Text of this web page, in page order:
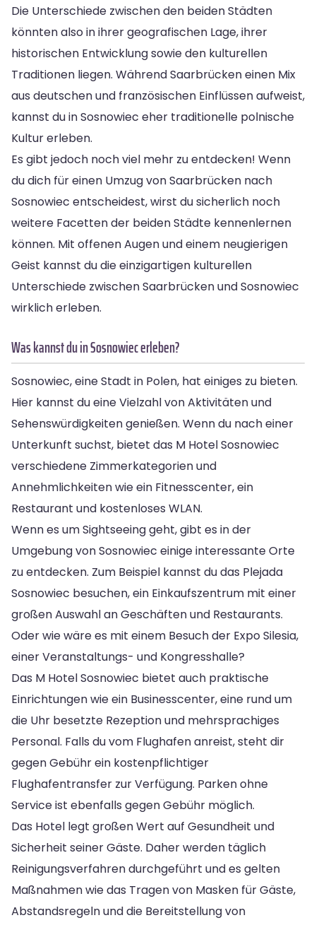
Die Unterschiede zwischen den beiden Städten
könnten also in ihrer geografischen Lage, ihrer
historischen Entwicklung sowie den kulturellen
Traditionen liegen. Während Saarbrücken einen Mix
aus deutschen und französischen Einflüssen aufweist,
kannst du in Sosnowiec eher traditionelle polnische
Kultur erleben.
Es gibt jedoch noch viel mehr zu entdecken! Wenn
du dich für einen Umzug von Saarbrücken nach
Sosnowiec entscheidest, wirst du sicherlich noch
weitere Facetten der beiden Städte kennenlernen
können. Mit offenen Augen und einem neugierigen
Geist kannst du die einzigartigen kulturellen
Unterschiede zwischen Saarbrücken und Sosnowiec
wirklich erleben.
Was kannst du in Sosnowiec erleben?
Sosnowiec, eine Stadt in Polen, hat einiges zu bieten.
Hier kannst du eine Vielzahl von Aktivitäten und
Sehenswürdigkeiten genießen. Wenn du nach einer
Unterkunft suchst, bietet das M Hotel Sosnowiec
verschiedene Zimmerkategorien und
Annehmlichkeiten wie ein Fitnesscenter, ein
Restaurant und kostenloses WLAN.
Wenn es um Sightseeing geht, gibt es in der
Umgebung von Sosnowiec einige interessante Orte
zu entdecken. Zum Beispiel kannst du das Plejada
Sosnowiec besuchen, ein Einkaufszentrum mit einer
großen Auswahl an Geschäften und Restaurants.
Oder wie wäre es mit einem Besuch der Expo Silesia,
einer Veranstaltungs- und Kongresshalle?
Das M Hotel Sosnowiec bietet auch praktische
Einrichtungen wie ein Businesscenter, eine rund um
die Uhr besetzte Rezeption und mehrsprachiges
Personal. Falls du vom Flughafen anreist, steht dir
gegen Gebühr ein kostenpflichtiger
Flughafentransfer zur Verfügung. Parken ohne
Service ist ebenfalls gegen Gebühr möglich.
Das Hotel legt großen Wert auf Gesundheit und
Sicherheit seiner Gäste. Daher werden täglich
Reinigungsverfahren durchgeführt und es gelten
Maßnahmen wie das Tragen von Masken für Gäste,
Abstandsregeln und die Bereitstellung von